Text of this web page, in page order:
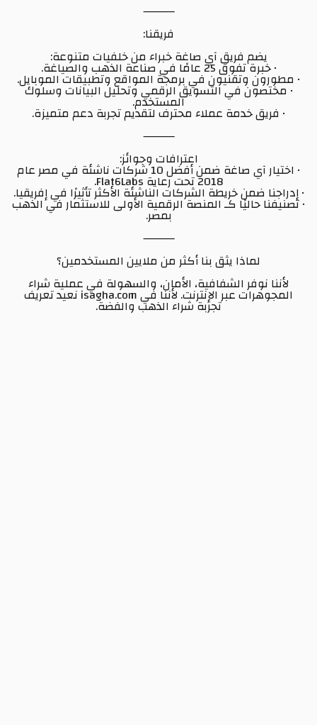
⸻
فريقنا:
يضم فريق آي صاغة خبراء من خلفيات متنوعة:
• خبرة تفوق 25 عامًا في صناعة الذهب والصياغة.
• مطورون وتقنيون في برمجة المواقع وتطبيقات الموبايل.
• مختصون في التسويق الرقمي وتحليل البيانات وسلوك
المستخدم.
• فريق خدمة عملاء محترف لتقديم تجربة دعم متميزة.
⸻
اعترافات وجوائز:
• اختيار آي صاغة ضمن أفضل 10 شركات ناشئة في مصر عام
2018 تحت رعاية Flat6Labs.
• إدراجنا ضمن خريطة الشركات الناشئة الأكثر تأثيرًا في إفريقيا.
• تصنيفنا حاليًا كـ المنصة الرقمية الأولى للاستثمار في الذهب
بمصر.
⸻
لماذا يثق بنا أكثر من ملايين المستخدمين؟
لأننا نوفر الشفافية، الأمان، والسهولة في عملية شراء
المجوهرات عبر الإنترنت. لأننا في isagha.com نعيد تعريف
تجربة شراء الذهب والفضة.